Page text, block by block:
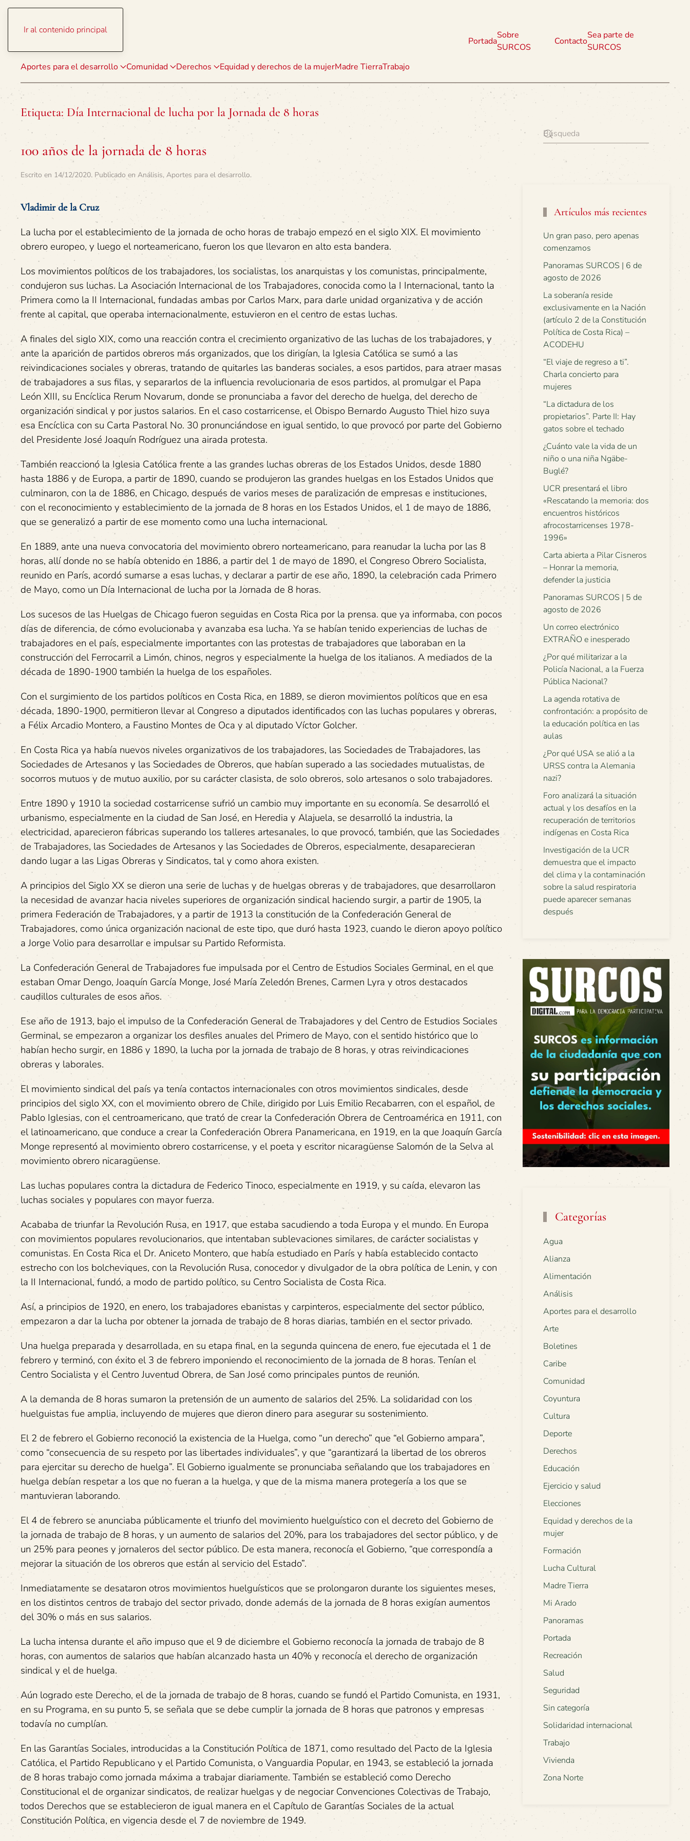
Ir al contenido principal
Aportes para el desarrollo Comunidad Derechos Equidad y derechos de la mujerMadre TierraTrabajo
Portada
Sobre
SURCOS
Contacto
Sea parte de
SURCOS
Etiqueta: Día Internacional de lucha por la Jornada de 8 horas
100 años de la jornada de 8 horas
Escrito en 14/12/2020. Publicado en Análisis, Aportes para el desarrollo.
Vladimir de la Cruz
La lucha por el establecimiento de la jornada de ocho horas de trabajo empezó en el siglo XIX. El movimiento
obrero europeo, y luego el norteamericano, fueron los que llevaron en alto esta bandera.
Los movimientos políticos de los trabajadores, los socialistas, los anarquistas y los comunistas, principalmente,
condujeron sus luchas. La Asociación Internacional de los Trabajadores, conocida como la I Internacional, tanto la
Primera como la II Internacional, fundadas ambas por Carlos Marx, para darle unidad organizativa y de acción
frente al capital, que operaba internacionalmente, estuvieron en el centro de estas luchas.
A finales del siglo XIX, como una reacción contra el crecimiento organizativo de las luchas de los trabajadores, y
ante la aparición de partidos obreros más organizados, que los dirigían, la Iglesia Católica se sumó a las
reivindicaciones sociales y obreras, tratando de quitarles las banderas sociales, a esos partidos, para atraer masas
de trabajadores a sus filas, y separarlos de la influencia revolucionaria de esos partidos, al promulgar el Papa
León XIII, su Encíclica Rerum Novarum, donde se pronunciaba a favor del derecho de huelga, del derecho de
organización sindical y por justos salarios. En el caso costarricense, el Obispo Bernardo Augusto Thiel hizo suya
esa Encíclica con su Carta Pastoral No. 30 pronunciándose en igual sentido, lo que provocó por parte del Gobierno
del Presidente José Joaquín Rodríguez una airada protesta.
También reaccionó la Iglesia Católica frente a las grandes luchas obreras de los Estados Unidos, desde 1880
hasta 1886 y de Europa, a partir de 1890, cuando se produjeron las grandes huelgas en los Estados Unidos que
culminaron, con la de 1886, en Chicago, después de varios meses de paralización de empresas e instituciones,
con el reconocimiento y establecimiento de la jornada de 8 horas en los Estados Unidos, el 1 de mayo de 1886,
que se generalizó a partir de ese momento como una lucha internacional.
En 1889, ante una nueva convocatoria del movimiento obrero norteamericano, para reanudar la lucha por las 8
horas, allí donde no se había obtenido en 1886, a partir del 1 de mayo de 1890, el Congreso Obrero Socialista,
reunido en París, acordó sumarse a esas luchas, y declarar a partir de ese año, 1890, la celebración cada Primero
de Mayo, como un Día Internacional de lucha por la Jornada de 8 horas.
Los sucesos de las Huelgas de Chicago fueron seguidas en Costa Rica por la prensa. que ya informaba, con pocos
días de diferencia, de cómo evolucionaba y avanzaba esa lucha. Ya se habían tenido experiencias de luchas de
trabajadores en el país, especialmente importantes con las protestas de trabajadores que laboraban en la
construcción del Ferrocarril a Limón, chinos, negros y especialmente la huelga de los italianos. A mediados de la
década de 1890-1900 también la huelga de los españoles.
Con el surgimiento de los partidos políticos en Costa Rica, en 1889, se dieron movimientos políticos que en esa
década, 1890-1900, permitieron llevar al Congreso a diputados identificados con las luchas populares y obreras,
a Félix Arcadio Montero, a Faustino Montes de Oca y al diputado Víctor Golcher.
En Costa Rica ya había nuevos niveles organizativos de los trabajadores, las Sociedades de Trabajadores, las
Sociedades de Artesanos y las Sociedades de Obreros, que habían superado a las sociedades mutualistas, de
socorros mutuos y de mutuo auxilio, por su carácter clasista, de solo obreros, solo artesanos o solo trabajadores.
Entre 1890 y 1910 la sociedad costarricense sufrió un cambio muy importante en su economía. Se desarrolló el
urbanismo, especialmente en la ciudad de San José, en Heredia y Alajuela, se desarrolló la industria, la
electricidad, aparecieron fábricas superando los talleres artesanales, lo que provocó, también, que las Sociedades
de Trabajadores, las Sociedades de Artesanos y las Sociedades de Obreros, especialmente, desaparecieran
dando lugar a las Ligas Obreras y Sindicatos, tal y como ahora existen.
A principios del Siglo XX se dieron una serie de luchas y de huelgas obreras y de trabajadores, que desarrollaron
la necesidad de avanzar hacia niveles superiores de organización sindical haciendo surgir, a partir de 1905, la
primera Federación de Trabajadores, y a partir de 1913 la constitución de la Confederación General de
Trabajadores, como única organización nacional de este tipo, que duró hasta 1923, cuando le dieron apoyo político
a Jorge Volio para desarrollar e impulsar su Partido Reformista.
La Confederación General de Trabajadores fue impulsada por el Centro de Estudios Sociales Germinal, en el que
estaban Omar Dengo, Joaquín García Monge, José María Zeledón Brenes, Carmen Lyra y otros destacados
caudillos culturales de esos años.
Ese año de 1913, bajo el impulso de la Confederación General de Trabajadores y del Centro de Estudios Sociales
Germinal, se empezaron a organizar los desfiles anuales del Primero de Mayo, con el sentido histórico que lo
habían hecho surgir, en 1886 y 1890, la lucha por la jornada de trabajo de 8 horas, y otras reivindicaciones
obreras y laborales.
El movimiento sindical del país ya tenía contactos internacionales con otros movimientos sindicales, desde
principios del siglo XX, con el movimiento obrero de Chile, dirigido por Luis Emilio Recabarren, con el español, de
Pablo Iglesias, con el centroamericano, que trató de crear la Confederación Obrera de Centroamérica en 1911, con
el latinoamericano, que conduce a crear la Confederación Obrera Panamericana, en 1919, en la que Joaquín García
Monge representó al movimiento obrero costarricense, y el poeta y escritor nicaragüense Salomón de la Selva al
movimiento obrero nicaragüense.
Las luchas populares contra la dictadura de Federico Tinoco, especialmente en 1919, y su caída, elevaron las
luchas sociales y populares con mayor fuerza.
Acababa de triunfar la Revolución Rusa, en 1917, que estaba sacudiendo a toda Europa y el mundo. En Europa
con movimientos populares revolucionarios, que intentaban sublevaciones similares, de carácter socialistas y
comunistas. En Costa Rica el Dr. Aniceto Montero, que había estudiado en París y había establecido contacto
estrecho con los bolcheviques, con la Revolución Rusa, conocedor y divulgador de la obra política de Lenin, y con
la II Internacional, fundó, a modo de partido político, su Centro Socialista de Costa Rica.
Así, a principios de 1920, en enero, los trabajadores ebanistas y carpinteros, especialmente del sector público,
empezaron a dar la lucha por obtener la jornada de trabajo de 8 horas diarias, también en el sector privado.
Una huelga preparada y desarrollada, en su etapa final, en la segunda quincena de enero, fue ejecutada el 1 de
febrero y terminó, con éxito el 3 de febrero imponiendo el reconocimiento de la jornada de 8 horas. Tenían el
Centro Socialista y el Centro Juventud Obrera, de San José como principales puntos de reunión.
A la demanda de 8 horas sumaron la pretensión de un aumento de salarios del 25%. La solidaridad con los
huelguistas fue amplia, incluyendo de mujeres que dieron dinero para asegurar su sostenimiento.
El 2 de febrero el Gobierno reconoció la existencia de la Huelga, como “un derecho” que “el Gobierno ampara”,
como “consecuencia de su respeto por las libertades individuales”, y que “garantizará la libertad de los obreros
para ejercitar su derecho de huelga”. El Gobierno igualmente se pronunciaba señalando que los trabajadores en
huelga debían respetar a los que no fueran a la huelga, y que de la misma manera protegería a los que se
mantuvieran laborando.
El 4 de febrero se anunciaba públicamente el triunfo del movimiento huelguístico con el decreto del Gobierno de
la jornada de trabajo de 8 horas, y un aumento de salarios del 20%, para los trabajadores del sector público, y de
un 25% para peones y jornaleros del sector público. De esta manera, reconocía el Gobierno, “que correspondía a
mejorar la situación de los obreros que están al servicio del Estado”.
Inmediatamente se desataron otros movimientos huelguísticos que se prolongaron durante los siguientes meses,
en los distintos centros de trabajo del sector privado, donde además de la jornada de 8 horas exigían aumentos
del 30% o más en sus salarios.
La lucha intensa durante el año impuso que el 9 de diciembre el Gobierno reconocía la jornada de trabajo de 8
horas, con aumentos de salarios que habían alcanzado hasta un 40% y reconocía el derecho de organización
sindical y el de huelga.
Aún logrado este Derecho, el de la jornada de trabajo de 8 horas, cuando se fundó el Partido Comunista, en 1931,
en su Programa, en su punto 5, se señala que se debe cumplir la jornada de 8 horas que patronos y empresas
todavía no cumplían.
En las Garantías Sociales, introducidas a la Constitución Política de 1871, como resultado del Pacto de la Iglesia
Católica, el Partido Republicano y el Partido Comunista, o Vanguardia Popular, en 1943, se estableció la jornada
de 8 horas trabajo como jornada máxima a trabajar diariamente. También se estableció como Derecho
Constitucional el de organizar sindicatos, de realizar huelgas y de negociar Convenciones Colectivas de Trabajo,
todos Derechos que se establecieron de igual manera en el Capítulo de Garantías Sociales de la actual
Constitución Política, en vigencia desde el 7 de noviembre de 1949.
Artículos más recientes
Un gran paso, pero apenas
comenzamos
Panoramas SURCOS | 6 de
agosto de 2026
La soberanía reside
exclusivamente en la Nación
(artículo 2 de la Constitución
Política de Costa Rica) –
ACODEHU
“El viaje de regreso a ti”.
Charla concierto para
mujeres
“La dictadura de los
propietarios”. Parte II: Hay
gatos sobre el techado
¿Cuánto vale la vida de un
niño o una niña Ngäbe-
Buglé?
UCR presentará el libro
«Rescatando la memoria: dos
encuentros históricos
afrocostarricenses 1978-
1996»
Carta abierta a Pilar Cisneros
– Honrar la memoria,
defender la justicia
Panoramas SURCOS | 5 de
agosto de 2026
Un correo electrónico
EXTRAÑO e inesperado
¿Por qué militarizar a la
Policía Nacional, a la Fuerza
Pública Nacional?
La agenda rotativa de
confrontación: a propósito de
la educación política en las
aulas
¿Por qué USA se alió a la
URSS contra la Alemania
nazi?
Foro analizará la situación
actual y los desafíos en la
recuperación de territorios
indígenas en Costa Rica
Investigación de la UCR
demuestra que el impacto
del clima y la contaminación
sobre la salud respiratoria
puede aparecer semanas
después
Categorías
Agua
Alianza
Alimentación
Análisis
Aportes para el desarrollo
Arte
Boletines
Caribe
Comunidad
Coyuntura
Cultura
Deporte
Derechos
Educación
Ejercicio y salud
Elecciones
Equidad y derechos de la
mujer
Formación
Lucha Cultural
Madre Tierra
Mi Arado
Panoramas
Portada
Recreación
Salud
Seguridad
Sin categoría
Solidaridad internacional
Trabajo
Vivienda
Zona Norte